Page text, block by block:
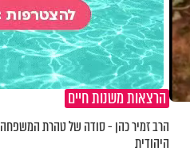
הרצאות משנות חיים
הרב זמיר כהן - סודה של טהרת המשפחה
היהודית